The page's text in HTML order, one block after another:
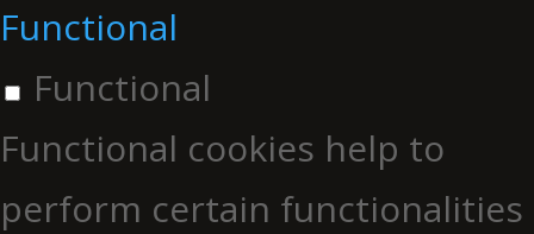
Functional
Functional
Functional cookies help to
perform certain functionalities